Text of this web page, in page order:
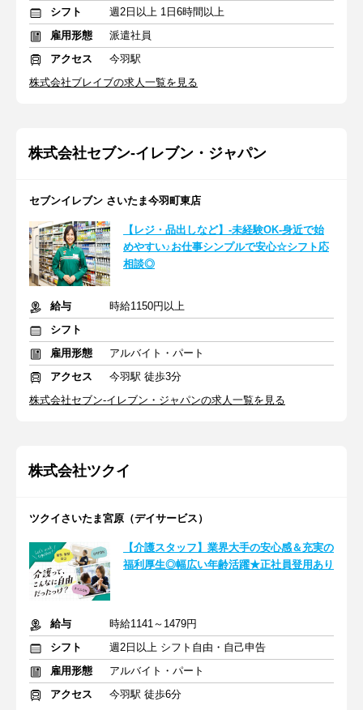
シフト
週2日以上 1日6時間以上
雇用形態
派遣社員
アクセス
今羽駅
株式会社ブレイブの求人一覧を見る
株式会社セブン-イレブン・ジャパン
セブンイレブン さいたま今羽町東店
【レジ・品出しなど】-未経験OK-身近で始
めやすい♪お仕事シンプルで安心☆シフト応
相談◎
給与
時給1150円以上
シフト
雇用形態
アルバイト・パート
アクセス
今羽駅 徒歩3分
株式会社セブン-イレブン・ジャパンの求人一覧を見る
株式会社ツクイ
ツクイさいたま宮原（デイサービス）
【介護スタッフ】業界大手の安心感＆充実の
福利厚生◎幅広い年齢活躍★正社員登用あり
給与
時給1141～1479円
シフト
週2日以上 シフト自由・自己申告
雇用形態
アルバイト・パート
アクセス
今羽駅 徒歩6分